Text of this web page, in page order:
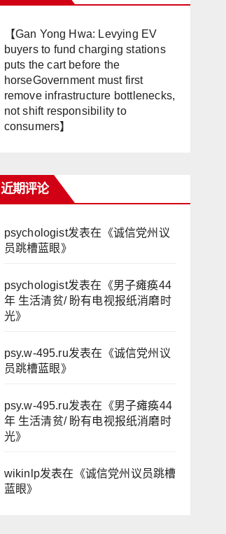
【Gan Yong Hwa: Levying EV
buyers to fund charging stations
puts the cart before the
horseGovernment must first
remove infrastructure bottlenecks,
not shift responsibility to
consumers】
近期评论
psychologist发表在《诚信党州议
员跳槽蓝眼》
psychologist发表在《男子瘫痪44
年 生活清贫/ 盼有电视报纸消磨时
光》
psy.w-495.ru发表在《诚信党州议
员跳槽蓝眼》
psy.w-495.ru发表在《男子瘫痪44
年 生活清贫/ 盼有电视报纸消磨时
光》
wikinlp发表在《诚信党州议员跳槽
蓝眼》